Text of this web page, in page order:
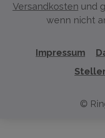
Versandkosten und
wenn nicht
Impressum
©